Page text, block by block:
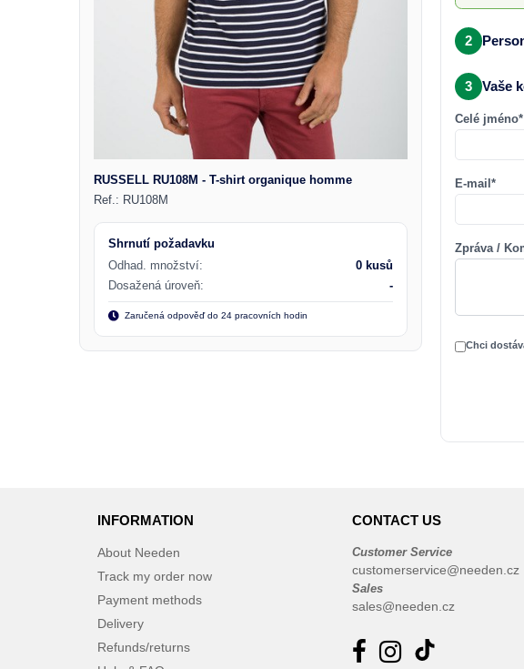
RUSSELL RU108M - T-shirt organique homme
Ref.: RU108M
Shrnutí požadavku
Odhad. množství:
0 kusů
Dosažená úroveň:
-
Zaručená odpověď do 24 pracovních hodin
2
3 Vaše
Celé jméno*
E-mail*
Zpráva /
Chci
INFORMATION
About Needen
Track my order now
Payment methods
Delivery
Refunds/returns
CONTACT US
Customer Service
customerservice@needen.cz
Sales
sales@needen.cz